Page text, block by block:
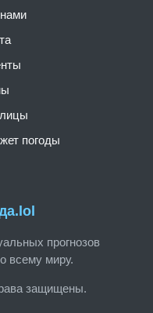
прогнозов
всему миру.
защищены.
погоды